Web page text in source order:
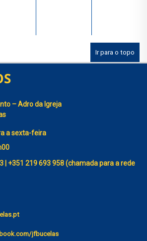
Ir para o topo
– Adro da Igreja
a sexta-feira
| +351 219 693 958 (chamada para a rede
jfbucelas